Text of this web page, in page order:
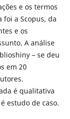
e os termos
a Scopus, da
e os
A análise
– se deu
em 20
é qualitativa
estudo de caso.